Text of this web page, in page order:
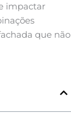
impactar
que não